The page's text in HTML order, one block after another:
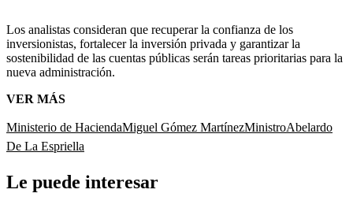
Los analistas consideran que recuperar la confianza de los
inversionistas, fortalecer la inversión privada y garantizar la
sostenibilidad de las cuentas públicas serán tareas prioritarias para la
nueva administración.
VER MÁS
Ministerio de HaciendaMiguel Gómez MartínezMinistroAbelardo
De La Espriella
Le puede interesar